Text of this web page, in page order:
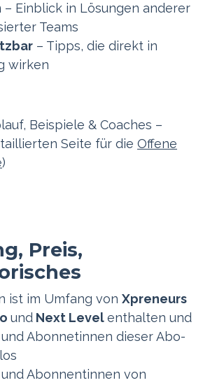
– Einblick in Lösungen anderer
Teams
– Tipps, die direkt in
wirken
Beispiele & Coaches –
Seite für die Offene
)
Preis,
ist im Umfang von Xpreneurs
und Next Levelenthalten und
Abonnetinnen dieser Abo-
Abonnentinnen von